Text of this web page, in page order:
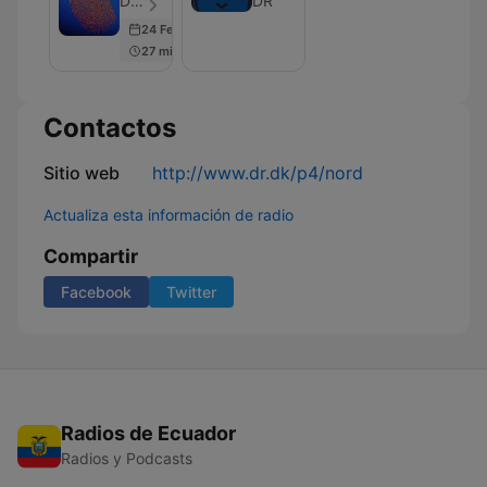
24 Feb 2026
27 min
Contactos
Sitio web http://www.dr.dk/p4/nord
Actualiza esta información de radio
Compartir
Facebook Twitter
Radios de Ecuador
Radios y Podcasts